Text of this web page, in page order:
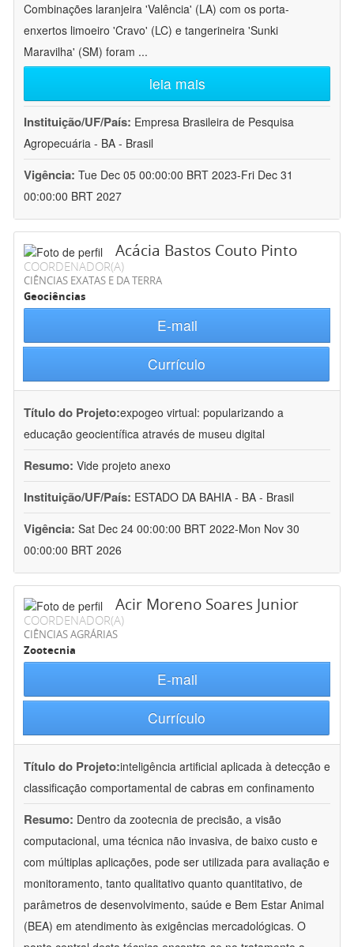
Combinações laranjeira 'Valência' (LA) com os porta-
enxertos limoeiro 'Cravo' (LC) e tangerineira 'Sunki
Maravilha' (SM) foram ...
leia mais
Instituição/UF/País: Empresa Brasileira de Pesquisa
Agropecuária - BA - Brasil
Vigência: Tue Dec 05 00:00:00 BRT 2023-Fri Dec 31
00:00:00 BRT 2027
Acácia Bastos Couto Pinto
COORDENADOR(A)
CIÊNCIAS EXATAS E DA TERRA
Geociências
E-mail
Currículo
Título do Projeto:expogeo virtual: popularizando a
educação geocientífica através de museu digital
Resumo: Vide projeto anexo
Instituição/UF/País: ESTADO DA BAHIA - BA - Brasil
Vigência: Sat Dec 24 00:00:00 BRT 2022-Mon Nov 30
00:00:00 BRT 2026
Acir Moreno Soares Junior
COORDENADOR(A)
CIÊNCIAS AGRÁRIAS
Zootecnia
E-mail
Currículo
Título do Projeto:inteligência artificial aplicada à detecção e
classificação comportamental de cabras em confinamento
Resumo: Dentro da zootecnia de precisão, a visão
computacional, uma técnica não invasiva, de baixo custo e
com múltiplas aplicações, pode ser utilizada para avaliação e
monitoramento, tanto qualitativo quanto quantitativo, de
parâmetros de desenvolvimento, saúde e Bem Estar Animal
(BEA) em atendimento às exigências mercadológicas. O